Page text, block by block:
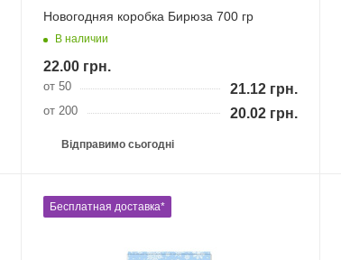
Новогодняя коробка Бирюза 700 гр
В наличии
22.00грн.
от 50 21.12грн.
от 200 20.02грн.
Відправимо сьогодні
Бесплатная доставка*